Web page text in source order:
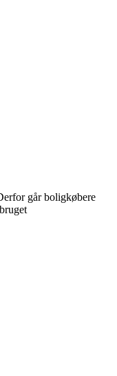
går boligkøbere